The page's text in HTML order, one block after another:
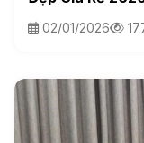
02/01/2026